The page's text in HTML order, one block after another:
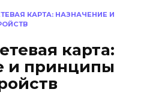
КАРТА: НАЗНАЧЕНИЕ И
карта:
и принципы